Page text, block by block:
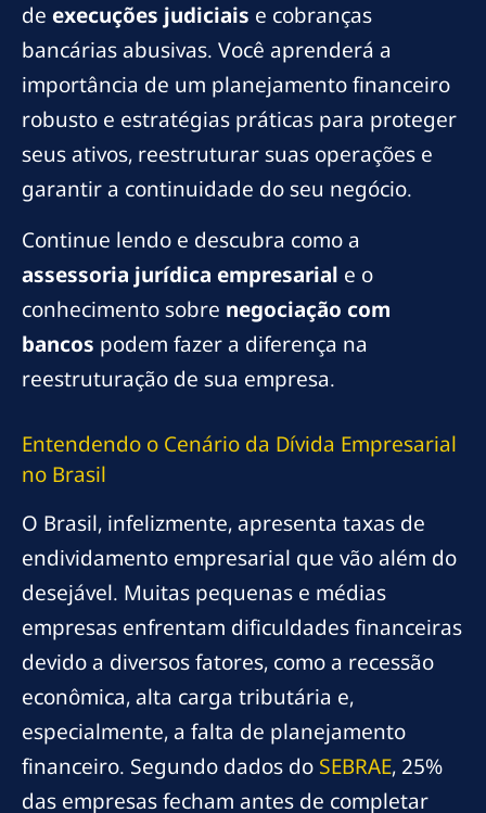
de execuções judiciais e cobranças
bancárias abusivas. Você aprenderá a
importância de um planejamento financeiro
robusto e estratégias práticas para proteger
seus ativos, reestruturar suas operações e
garantir a continuidade do seu negócio.
Continue lendo e descubra como a
assessoria jurídica empresarial e o
conhecimento sobre negociação com
bancos podem fazer a diferença na
reestruturação de sua empresa.
Entendendo o Cenário da Dívida Empresarial
no Brasil
O Brasil, infelizmente, apresenta taxas de
endividamento empresarial que vão além do
desejável. Muitas pequenas e médias
empresas enfrentam dificuldades financeiras
devido a diversos fatores, como a recessão
econômica, alta carga tributária e,
especialmente, a falta de planejamento
financeiro. Segundo dados do SEBRAE, 25%
das empresas fecham antes de completar